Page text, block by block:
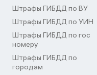
Штрафы ГИБДД по ВУ
Штрафы ГИБДД по УИН
Штрафы ГИБДД по гос
номеру
Штрафы ГИБДД по
городам